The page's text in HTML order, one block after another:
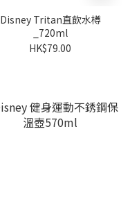
Disney Tritan直飲水樽
_720ml
HK$79.00